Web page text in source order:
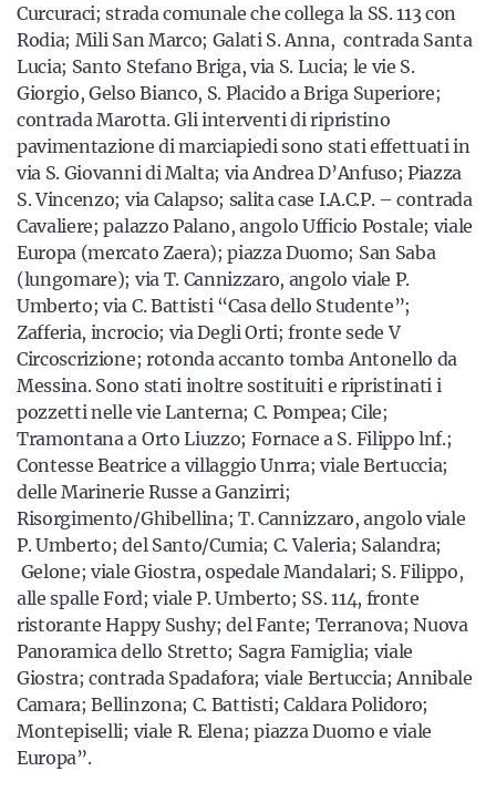
Curcuraci; strada comunale che collega la SS. 113 con
Rodia; Mili San Marco; Galati S. Anna, contrada Santa
Lucia; Santo Stefano Briga, via S. Lucia; le vie S.
Giorgio, Gelso Bianco, S. Placido a Briga Superiore;
contrada Marotta. Gli interventi di ripristino
pavimentazione di marciapiedi sono stati effettuati in
via S. Giovanni di Malta; via Andrea D’Anfuso; Piazza
S. Vincenzo; via Calapso; salita case I.A.C.P. – contrada
Cavaliere; palazzo Palano, angolo Ufficio Postale; viale
Europa (mercato Zaera); piazza Duomo; San Saba
(lungomare); via T. Cannizzaro, angolo viale P.
Umberto; via C. Battisti “Casa dello Studente”;
Zafferia, incrocio; via Degli Orti; fronte sede V
Circoscrizione; rotonda accanto tomba Antonello da
Messina. Sono stati inoltre sostituiti e ripristinati i
pozzetti nelle vie Lanterna; C. Pompea; Cile;
Tramontana a Orto Liuzzo; Fornace a S. Filippo lnf.;
Contesse Beatrice a villaggio Unrra; viale Bertuccia;
delle Marinerie Russe a Ganzirri;
Risorgimento/Ghibellina; T. Cannizzaro, angolo viale
P. Umberto; del Santo/Cumia; C. Valeria; Salandra;
Gelone; viale Giostra, ospedale Mandalari; S. Filippo,
alle spalle Ford; viale P. Umberto; SS. 114, fronte
ristorante Happy Sushy; del Fante; Terranova; Nuova
Panoramica dello Stretto; Sagra Famiglia; viale
Giostra; contrada Spadafora; viale Bertuccia; Annibale
Camara; Bellinzona; C. Battisti; Caldara Polidoro;
Montepiselli; viale R. Elena; piazza Duomo e viale
Europa”.